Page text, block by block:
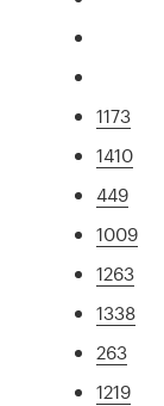
1173
1410
449
1009
1263
1338
263
1219